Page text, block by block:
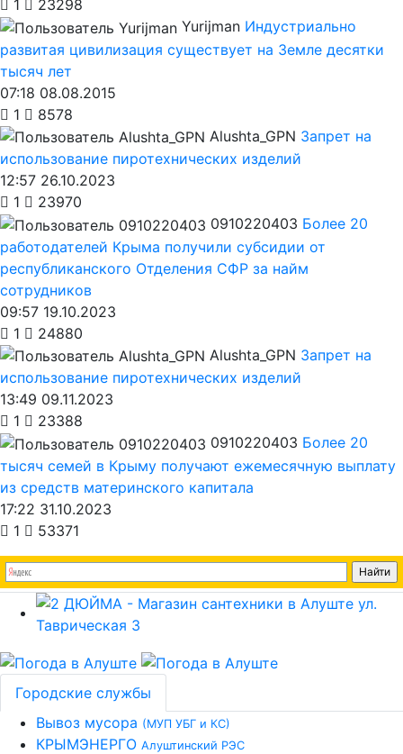
1
23298
Yurijman Индустриально
развитая цивилизация существует на Земле десятки
тысяч лет
07:18 08.08.2015
1
8578
Alushta_GPN Запрет на
использование пиротехнических изделий
12:57 26.10.2023
1
23970
0910220403 Более 20
работодателей Крыма получили субсидии от
республиканского Отделения СФР за найм
сотрудников
09:57 19.10.2023
1
24880
Alushta_GPN Запрет на
использование пиротехнических изделий
13:49 09.11.2023
1
23388
0910220403 Более 20
тысяч семей в Крыму получают ежемесячную выплату
из средств материнского капитала
17:22 31.10.2023
1
53371
Городские службы
Вывоз мусора (МУП УБГ и КС)
КРЫМЭНЕРГО Алуштинский РЭС